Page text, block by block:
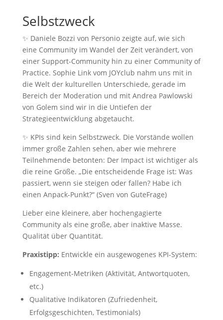
Selbstzweck
✨ Daniele Bozzi von Personio zeigte auf, wie sich
eine Community im Wandel der Zeit verändert, von
einer Support-Community hin zu einer Community of
Practice. Sophie Link vom JOYclub nahm uns mit in
die Welt der kulturellen Unterschiede, gerade im
Bereich der Moderation und mit Andrea Pawlowski
von Golem sind wir in die Untiefen der
Strategieentwicklung abgetaucht.
✨ KPIs sind kein Selbstzweck. Die Vorstände wollen
immer große Zahlen sehen, aber wie mehrere
Teilnehmende betonten: Der Impact ist wichtiger als
die reine Größe. „Die entscheidende Frage ist: Was
passiert, wenn sie steigen oder fallen? Habe ich
einen Anpack-Punkt?“ (Sven von GuteFrage)
Lieber eine kleinere, aber hochengagierte
Community als eine große, aber inaktive Masse.
Qualität über Quantität.
Praxistipp: Entwickle ein ausgewogenes KPI-System:
Engagement-Metriken (Aktivität, Antwortquoten,
etc.)
Qualitative Indikatoren (Zufriedenheit,
Erfolgsgeschichten, Testimonials)